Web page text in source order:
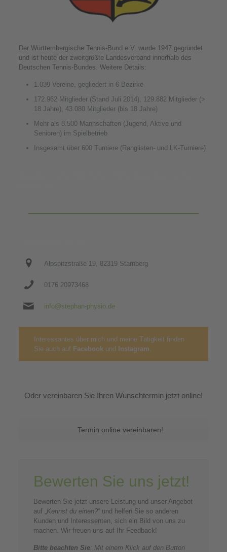
Der Württembergische Tennis-Bund e.V. wurde 1947 gegründet
und ist heute der zweitgrößte Landesverband innerhalb des
Deutschen Tennis-Bundes. Weitere Details:
1.039 Vereine, gegliedert in 6 Bezirke
172.962 Mitglieder (Stand Juli 2014), 129.882 Mitglieder (>
18 Jahre), 43.080 Mitglieder (bis 18 Jahre)
Mehr als 8.500 Mannschaften (Jugend, Aktive und
Senioren) im Spielbetrieb
Insgesamt über 600 Turniere (Ranglisten- und LK-Turniere)
Alpspitzstraße 19, 82319 Starnberg
0176 20973468
info@stephan-physio.de
Interessantes über mich und meine Tätigkeit finden
Sie auch auf Facebook und Instagram.
Oder vereinbaren Sie Ihren Wunschtermin jetzt online!
Termin online vereinbaren!
Bewerten Sie uns jetzt!
Bewerten Sie jetzt unsere Leistung und unser Angebot
auf „Kennst du einen?“ und helfen Sie so anderen
Kunden und Interessenten, sich ein Bild von uns zu
machen. Wir freuen uns auf Ihr Feedback!
Bitte beachten Sie: Mit einem Klick auf den Button